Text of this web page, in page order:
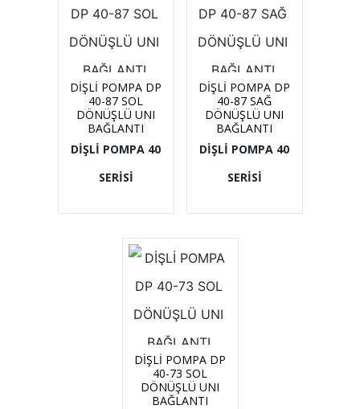
DİŞLİ POMPA DP
40-87 SOL
DÖNÜŞLÜ UNI
BAĞLANTI
DİŞLİ POMPA 40
SERİSİ
DİŞLİ POMPA DP
40-87 SAĞ
DÖNÜŞLÜ UNI
BAĞLANTI
DİŞLİ POMPA 40
SERİSİ
DİŞLİ POMPA DP
40-73 SOL
DÖNÜŞLÜ UNI
BAĞLANTI